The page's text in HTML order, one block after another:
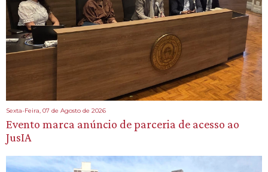
Sexta-Feira, 07 de Agosto de 2026
Evento marca anúncio de parceria de acesso ao
JusIA